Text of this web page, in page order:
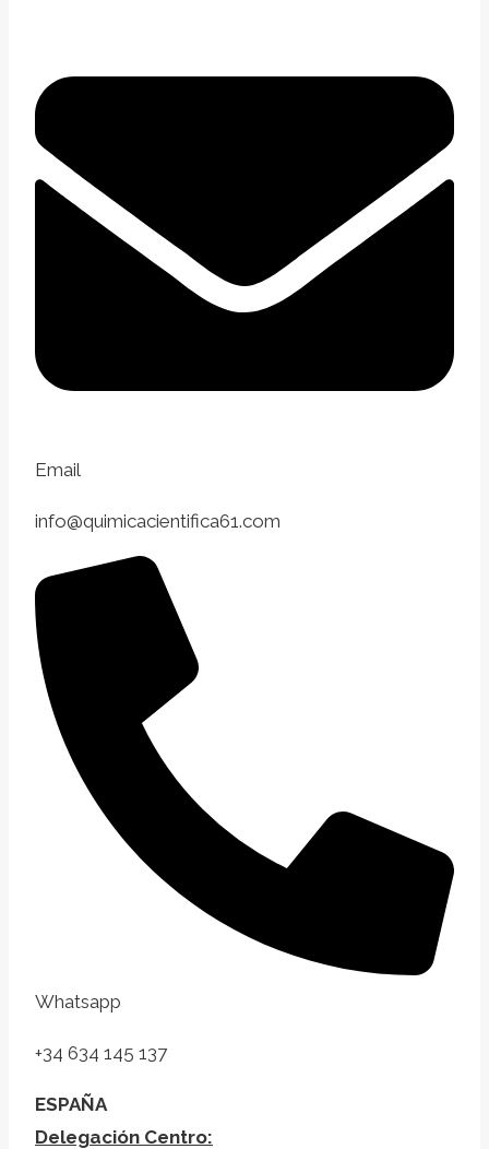
Email
info@quimicacientifica61.com
Whatsapp
+34 634 145 137
ESPAÑA
Delegación Centro: